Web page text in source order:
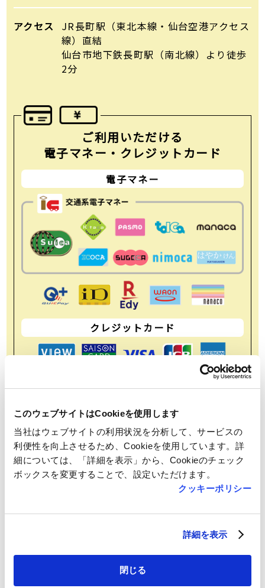
このウェブサイトはCookieを使用します
当社はウェブサイトの利用状況を分析して、サービスの
利便性を向上させるため、Cookieを使用しています。詳
細については、「詳細を表示」から、Cookieのチェック
ボックスを変更することで、設定いただけます。
クッキーポリシー
詳細を表示
閉じる
アクセス
JR長町駅（東北本線・仙台空港アクセス
線）直結
仙台市地下鉄長町駅（南北線）より徒歩
2分
ご利用いただける
電子マネー・クレジットカード
電子マネー
クレジットカード
バーコード決済
びゅう商品券・VJA商品券・NICOS商品券・